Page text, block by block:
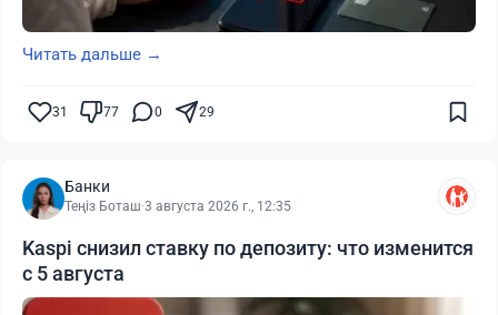
Читать дальше →
31 77 0 29
Банки
Теңіз Боташ·3 августа 2026 г., 12:35
Kaspi снизил ставку по депозиту: что изменится
с 5 августа